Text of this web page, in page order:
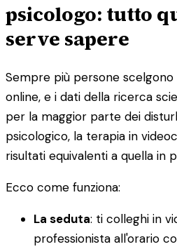
psicologo: tutto
serve sapere
Sempre più persone
online, e i dati della ricerca
per la maggior parte dei
psicologico, la terapia in
risultati equivalenti a quella in
Ecco come funziona:
La seduta: ti colleghi in
professionista all'orario